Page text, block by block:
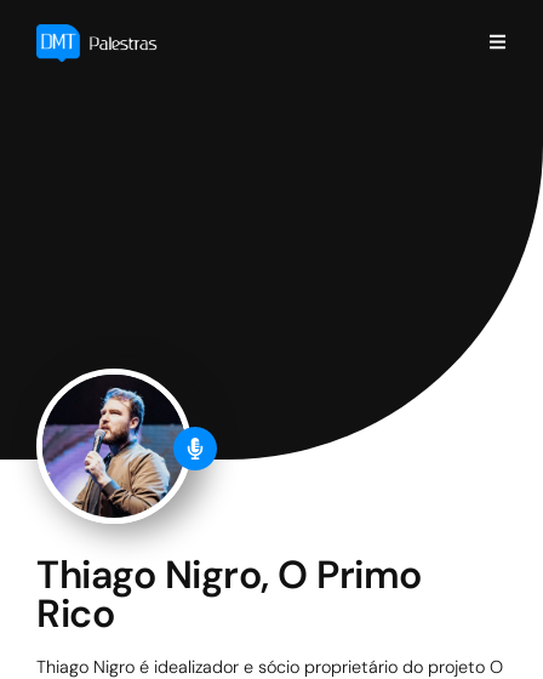
Thiago Nigro, O Primo
Rico
Thiago Nigro é idealizador e sócio proprietário do projeto O